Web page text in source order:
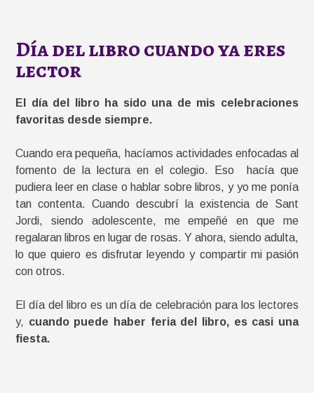
Día del libro cuando ya eres
lector
El día del libro ha sido una de mis celebraciones
favoritas desde siempre.
Cuando era pequeña, hacíamos actividades enfocadas al
fomento de la lectura en el colegio. Eso hacía que
pudiera leer en clase o hablar sobre libros, y yo me ponía
tan contenta. Cuando descubrí la existencia de Sant
Jordi, siendo adolescente, me empeñé en que me
regalaran libros en lugar de rosas. Y ahora, siendo adulta,
lo que quiero es disfrutar leyendo y compartir mi pasión
con otros.
El día del libro es un día de celebración para los lectores
y, cuando puede haber feria del libro, es casi una
fiesta.